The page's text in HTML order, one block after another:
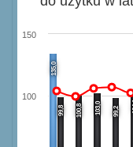
135,0
99,8 100,8 103,0 99,2
100
150